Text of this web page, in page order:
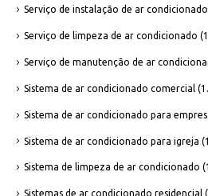
Serviço de instalação de ar condicionado
Serviço de limpeza de ar condicionado
Serviço de manutenção de ar
Sistema de ar condicionado comercial
Sistema de ar condicionado para
Sistema de ar condicionado para igreja
Sistema de limpeza de ar condicionado
Sistemas de ar condicionado residencial